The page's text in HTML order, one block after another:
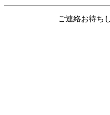
ご連絡お待ち